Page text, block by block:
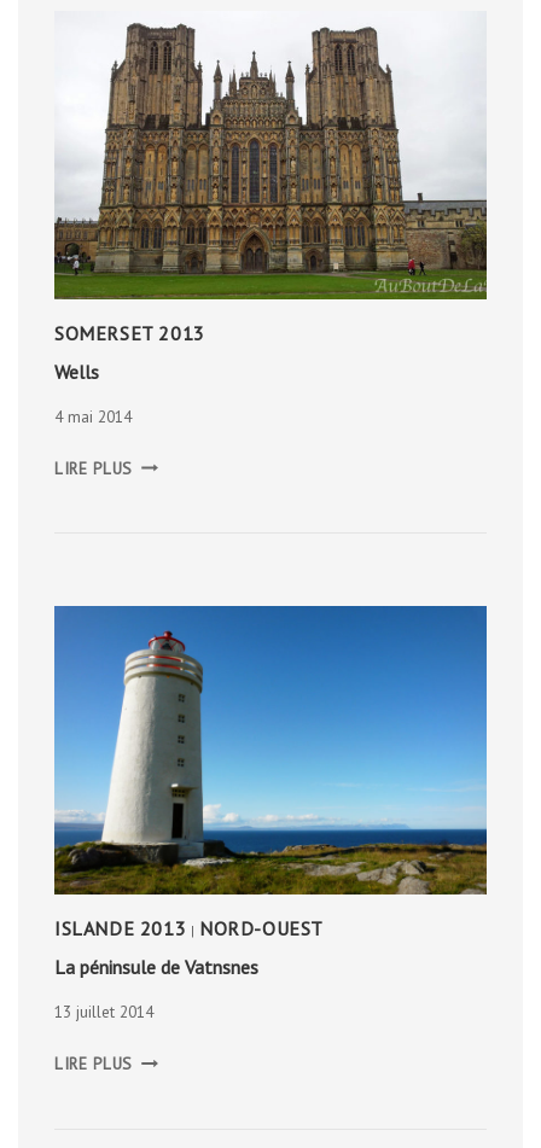
SOMERSET 2013
Wells
4 mai 2014
LIRE PLUS
ISLANDE 2013 | NORD-OUEST
La péninsule de Vatnsnes
13 juillet 2014
LIRE PLUS PÉNINSULE